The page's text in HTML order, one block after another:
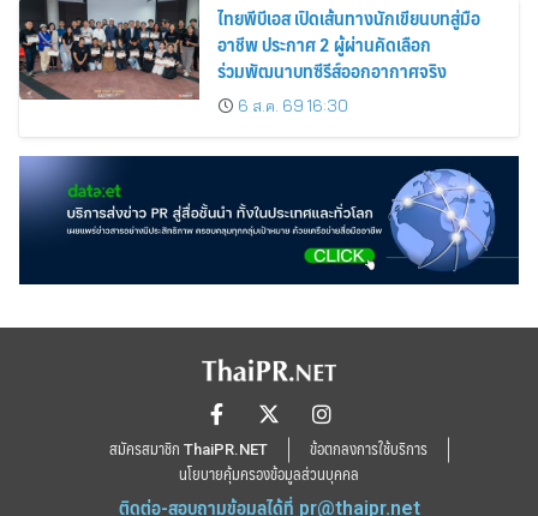
ไทยพีบีเอส เปิดเส้นทางนักเขียนบทสู่มือ
อาชีพ ประกาศ 2 ผู้ผ่านคัดเลือก
ร่วมพัฒนาบทซีรีส์ออกอากาศจริง
6 ส.ค. 69 16:30
สมัครสมาชิก ThaiPR.NET
ข้อตกลงการใช้บริการ
นโยบายคุ้มครองข้อมูลส่วนบุคคล
ติดต่อ-สอบถามข้อมูลได้ที่ pr@thaipr.net